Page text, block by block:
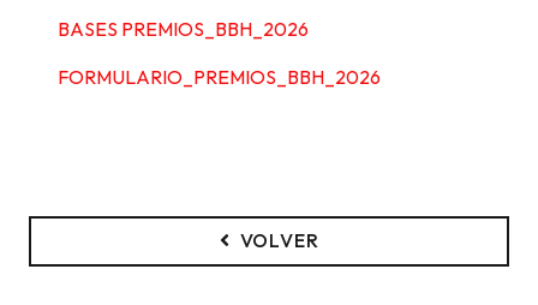
BASES PREMIOS_BBH_2026
FORMULARIO_PREMIOS_BBH_2026
VOLVER